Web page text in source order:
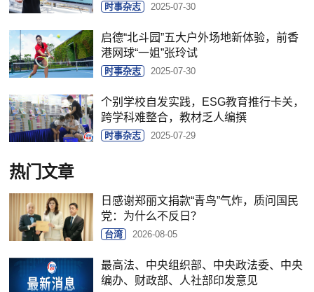
时事杂志 2025-07-30
启德“北斗园”五大户外场地新体验，前香
港网球“一姐”张玲试
时事杂志 2025-07-30
个别学校自发实践，ESG教育推行卡关，
跨学科难整合，教材乏人编撰
时事杂志 2025-07-29
热门文章
日感谢郑丽文捐款“青鸟”气炸，质问国民
党：为什么不反日？
台湾 2026-08-05
最高法、中央组织部、中央政法委、中央
编办、财政部、人社部印发意见